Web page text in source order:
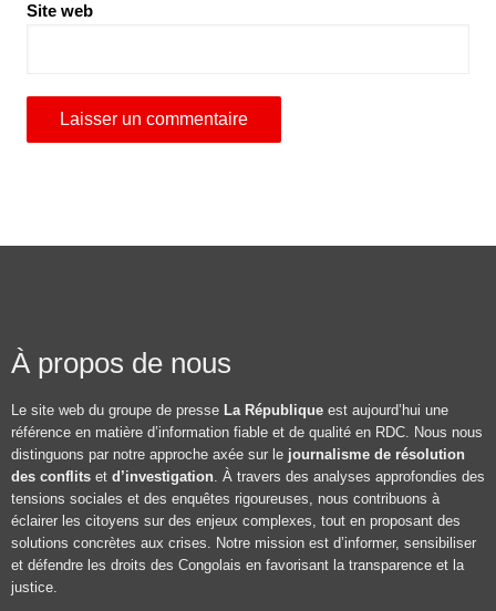
Site web
À propos de nous
Le site web du groupe de presse La République est aujourd’hui une
référence en matière d’information fiable et de qualité en RDC. Nous nous
distinguons par notre approche axée sur le journalisme de résolution
des conflits et d’investigation. À travers des analyses approfondies des
tensions sociales et des enquêtes rigoureuses, nous contribuons à
éclairer les citoyens sur des enjeux complexes, tout en proposant des
solutions concrètes aux crises. Notre mission est d’informer, sensibiliser
et défendre les droits des Congolais en favorisant la transparence et la
justice.